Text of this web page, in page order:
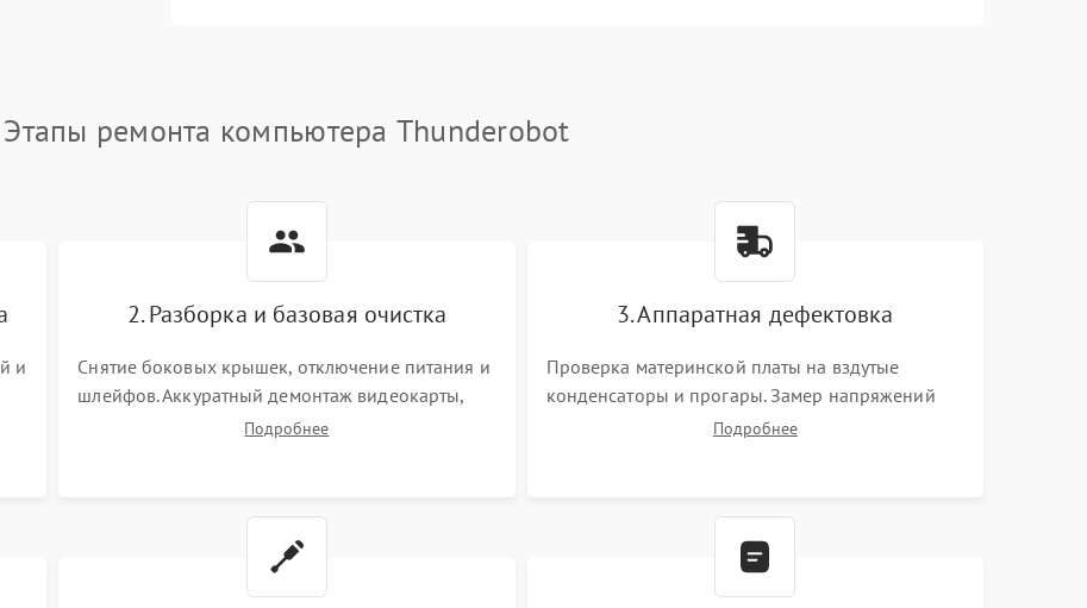
Этапы ремонта компьютера Thunderobot
и
2. Разборка и базовая очистка
Снятие боковых крышек, отключение питания и
шлейфов. Аккуратный демонтаж видеокарты,
оперативной памяти и кулеров. Тщательная
Подробнее
3. Аппаратная дефектовка
Проверка материнской платы на вздутые
конденсаторы и прогары. Замер напряжений
мультиметром. Тестирование оперативной
Подробнее